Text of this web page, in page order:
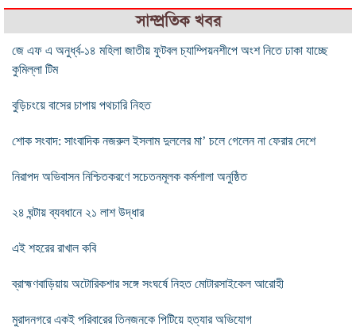
সাম্প্রতিক খবর
জে এফ এ অনুর্ধ্ব-১৪ মহিলা জাতীয় ফুটবল চ্যাম্পিয়নশীপে অংশ নিতে ঢাকা যাচ্ছে
কুমিল্লা টিম
বুড়িচংয়ে বাসের চাপায় পথচারি নিহত
শোক সংবাদ: সাংবাদিক নজরুল ইসলাম দুললের মা’ চলে গেলেন না ফেরার দেশে
নিরাপদ অভিবাসন নিশ্চিতকরণে সচেতনমূলক কর্মশালা অনুষ্ঠিত
২৪ ঘন্টায় ব্যবধানে ২১ লাশ উদ্ধার
এই শহরের রাখাল কবি
ব্রাহ্মণবাড়িয়ায় অটোরিকশার সঙ্গে সংঘর্ষে নিহত মোটারসাইকেল আরোহী
মুরাদনগরে একই পরিবারের তিনজনকে পিটিয়ে হত্যার অভিযোগ